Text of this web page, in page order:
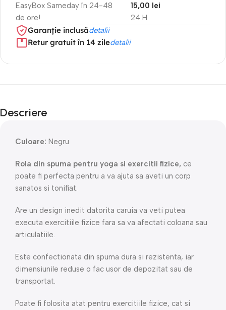
EasyBox Sameday în 24-48
de ore!
24 H
15,00 lei
Garanție inclusădetalii
Retur gratuit în 14 ziledetalii
Descriere
Culoare: Negru
Rola din spuma pentru yoga si exercitii fizice, ce
poate fi perfecta pentru a va ajuta sa aveti un corp
sanatos si tonifiat.
Are un design inedit datorita caruia va veti putea
executa exercitiile fizice fara sa va afectati coloana sau
articulatiile.
Este confectionata din spuma dura si rezistenta, iar
dimensiunile reduse o fac usor de depozitat sau de
transportat.
Poate fi folosita atat pentru exercitiile fizice, cat si